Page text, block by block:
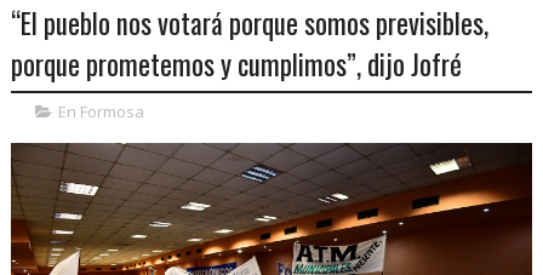
“El pueblo nos votará porque somos previsibles,
porque prometemos y cumplimos”, dijo Jofré
En Formosa